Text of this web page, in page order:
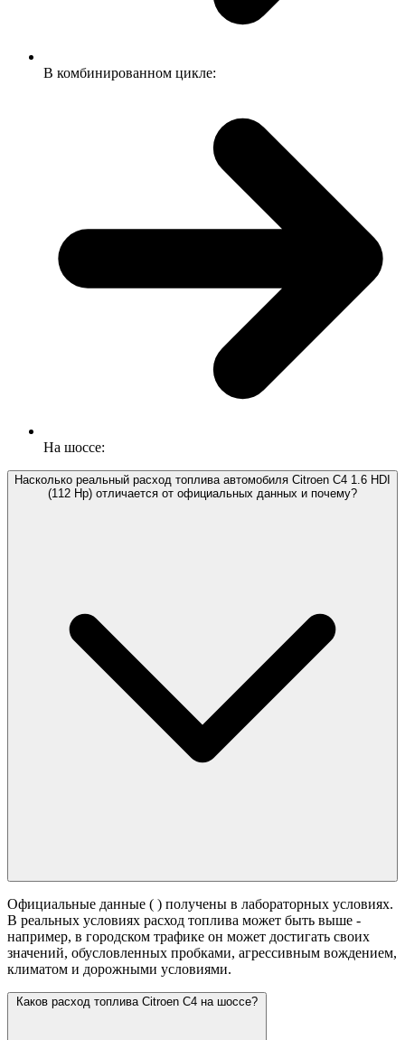
В комбинированном цикле:
На шоссе:
Насколько реальный расход топлива автомобиля Citroen C4 1.6 HDI
(112 Hp) отличается от официальных данных и почему?
Официальные данные ( ) получены в лабораторных условиях.
В реальных условиях расход топлива может быть выше -
например, в городском трафике он может достигать своих
значений, обусловленных пробками, агрессивным вождением,
климатом и дорожными условиями.
Каков расход топлива Citroen C4 на шоссе?